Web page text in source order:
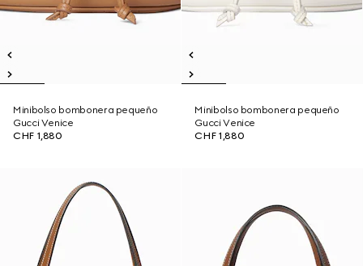
Minibolso bombonera pequeño
Gucci Venice
CHF 1,880
Minibolso bombonera pequeño
Gucci Venice
CHF 1,880